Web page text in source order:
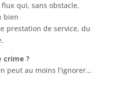
qui, sans obstacle,
bien
prestation de service, du
crime ?
peut au moins l’ignorer…